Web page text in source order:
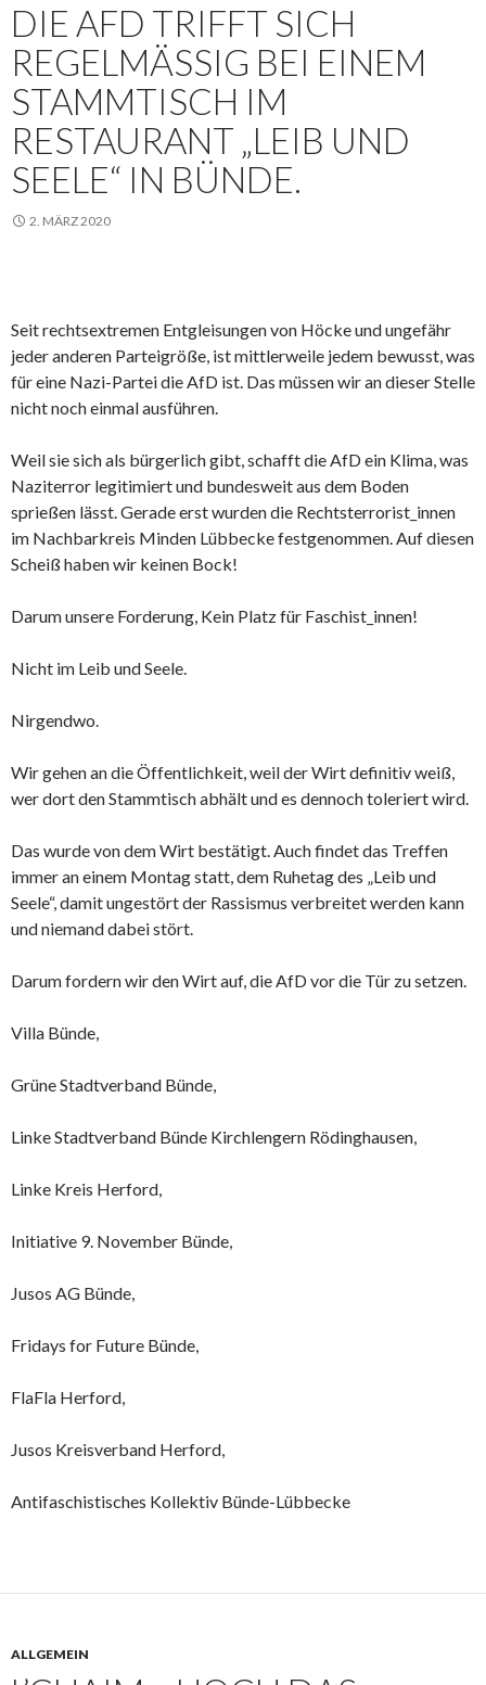
DIE AFD TRIFFT SICH
REGELMÄSSIG BEI EINEM S
TAMMTISCH IM R
ESTAURANT „LEIB UND S
EELE“ IN BÜNDE.
2. MÄRZ 2020
Seit rechtsextremen Entgleisungen von Höcke und ungefähr
jeder anderen Parteigröße, ist mittlerweile jedem bewusst, was
für eine Nazi-Partei die AfD ist. Das müssen wir an dieser Stelle
nicht noch einmal ausführen.
Weil sie sich als bürgerlich gibt, schafft die AfD ein Klima, was
Naziterror legitimiert und bundesweit aus dem Boden
sprießen lässt. Gerade erst wurden die Rechtsterrorist_innen
im Nachbarkreis Minden Lübbecke festgenommen. Auf diesen
Scheiß haben wir keinen Bock!
Darum unsere Forderung, Kein Platz für Faschist_innen!
Nicht im Leib und Seele.
Nirgendwo.
Wir gehen an die Öffentlichkeit, weil der Wirt definitiv weiß,
wer dort den Stammtisch abhält und es dennoch toleriert wird.
Das wurde von dem Wirt bestätigt. Auch findet das Treffen
immer an einem Montag statt, dem Ruhetag des „Leib und
Seele“, damit ungestört der Rassismus verbreitet werden kann
und niemand dabei stört.
Darum fordern wir den Wirt auf, die AfD vor die Tür zu setzen.
Villa Bünde,
Grüne Stadtverband Bünde,
Linke Stadtverband Bünde Kirchlengern Rödinghausen,
Linke Kreis Herford,
Initiative 9. November Bünde,
Jusos AG Bünde,
Fridays for Future Bünde,
FlaFla Herford,
Jusos Kreisverband Herford,
Antifaschistisches Kollektiv Bünde-Lübbecke
ALLGEMEIN